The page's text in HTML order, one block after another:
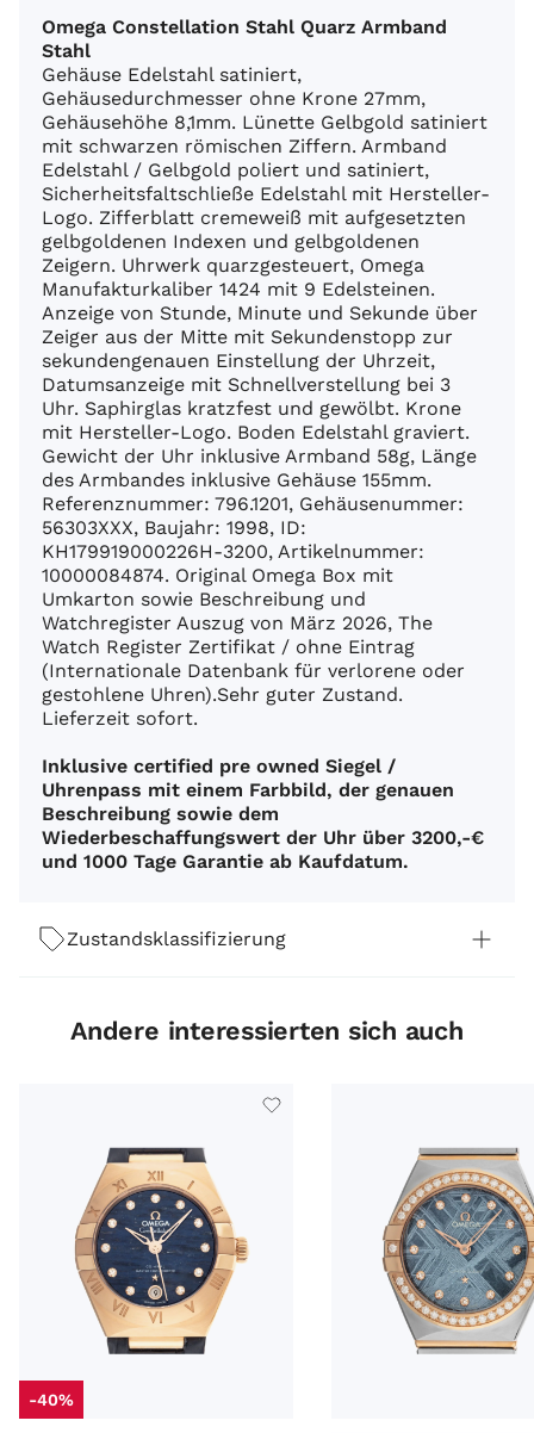
Omega Constellation Stahl Quarz Armband
Stahl
Gehäuse Edelstahl satiniert,
Gehäusedurchmesser ohne Krone 27mm,
Gehäusehöhe 8,1mm. Lünette Gelbgold satiniert
mit schwarzen römischen Ziffern. Armband
Edelstahl / Gelbgold poliert und satiniert,
Sicherheitsfaltschließe Edelstahl mit Hersteller-
Logo. Zifferblatt cremeweiß mit aufgesetzten
gelbgoldenen Indexen und gelbgoldenen
Zeigern. Uhrwerk quarzgesteuert, Omega
Manufakturkaliber 1424 mit 9 Edelsteinen.
Anzeige von Stunde, Minute und Sekunde über
Zeiger aus der Mitte mit Sekundenstopp zur
sekundengenauen Einstellung der Uhrzeit,
Datumsanzeige mit Schnellverstellung bei 3
Uhr. Saphirglas kratzfest und gewölbt. Krone
mit Hersteller-Logo. Boden Edelstahl graviert.
Gewicht der Uhr inklusive Armband 58g, Länge
des Armbandes inklusive Gehäuse 155mm.
Referenznummer: 796.1201, Gehäusenummer:
56303XXX, Baujahr: 1998, ID:
KH179919000226H-3200, Artikelnummer:
10000084874. Original Omega Box mit
Umkarton sowie Beschreibung und
Watchregister Auszug von März 2026, The
Watch Register Zertifikat / ohne Eintrag
(Internationale Datenbank für verlorene oder
gestohlene Uhren).Sehr guter Zustand.
Lieferzeit sofort.
Inklusive certified pre owned Siegel /
Uhrenpass mit einem Farbbild, der genauen
Beschreibung sowie dem
Wiederbeschaffungswert der Uhr über 3200,-€
und 1000 Tage Garantie ab Kaufdatum.
Zustandsklassifizierung
Andere interessierten sich auch
-40%